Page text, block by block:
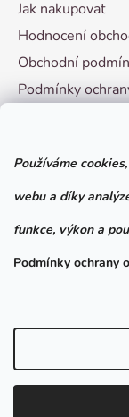
Používáme
webu a díky
funkce, výkon a
Podmínky ochrany
Jak nakupovat
Hodnocení
Obchodní
Podmínky
Facebook